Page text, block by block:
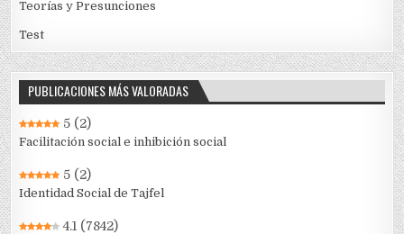
Teorías y Presunciones
Test
PUBLICACIONES MÁS VALORADAS
5 (2)
Facilitación social e inhibición social
5 (2)
Identidad Social de Tajfel
4.1 (7842)